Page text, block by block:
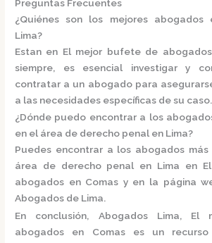
Preguntas Frecuentes
¿Quiénes son los mejores abogados
Lima?
Estan en El mejor bufete de
siempre, es esencial investigar y
contratar a un abogado para
a las necesidades específicas de su caso.
¿Dónde puedo encontrar a los
en el área de derecho penal en Lima?
Puedes encontrar a los abogados
área de derecho penal en Lima en
abogados en Comas y en la página
Abogados de Lima.
En conclusión, Abogados Lima, El
abogados en Comases un recurso